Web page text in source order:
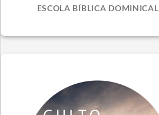
ESCOLA BÍBLICA DOMINICAL